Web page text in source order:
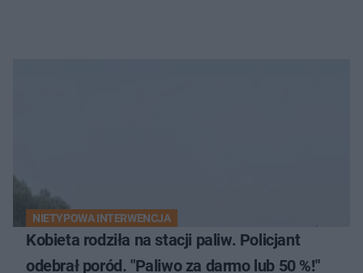
NIETYPOWA INTERWENCJA
Kobieta rodziła na stacji paliw. Policjant
odebrał poród. "Paliwo za darmo lub 50 %!"